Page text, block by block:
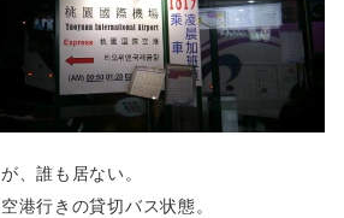
、誰も居ない。
港行きの貸切バス状態。